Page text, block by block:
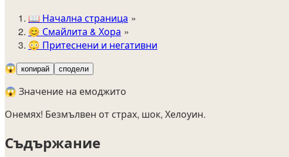
📖 Начална страница
😊️ Смайлита & Хора
😳 Притеснени и негативни
😱 копирай сподели
😱 Значение на емоджито
Онемях! Безмълвен от страх, шок, Хелоуин.
Съдържание